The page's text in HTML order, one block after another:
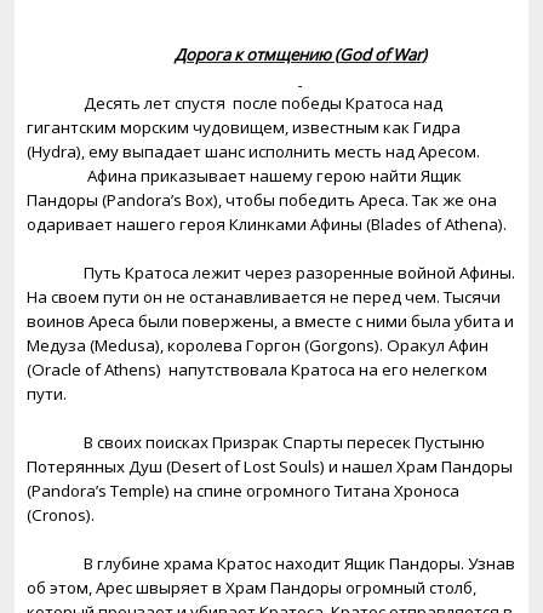
Дорога к отмщению (God ofWar)
Десять лет спустя после победы Кратоса над
гигантским морским чудовищем, известным как Гидра
(Hydra), ему выпадает шанс исполнить месть над Аресом.
Афина приказывает нашему герою найти Ящик
Пандоры (Pandora’s Box), чтобы победить Ареса. Так же она
одаривает нашего героя Клинками Афины (Blades ofAthena).
Путь Кратоса лежит через разоренные войной Афины.
На своем пути он не останавливается не перед чем. Тысячи
воинов Ареса были повержены, а вместе с ними была убита и
Медуза (Medusa), королева Горгон (Gorgons). Оракул Афин
(Oracle ofAthens) напутствовала Кратоса на его нелегком
пути.
В своих поисках Призрак Спарты пересек Пустыню
Потерянных Душ (DesertofLostSouls) и нашел Храм Пандоры
(Pandora’s Temple) на спине огромного Титана Хроноса
(Cronos).
В глубине храма Кратос находит Ящик Пандоры. Узнав
об этом, Арес швыряет в Храм Пандоры огромный столб,